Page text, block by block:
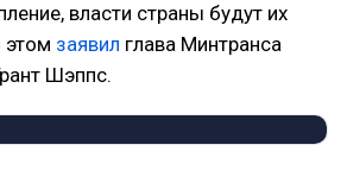
власти страны будут их
этом заявил глава Минтранса
Шэппс.